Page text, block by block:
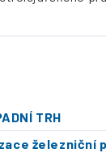
TRH
železniční